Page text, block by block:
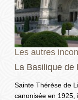
Les autres
La Basilique de
Sainte Thérèse de
canonisée en 1925,